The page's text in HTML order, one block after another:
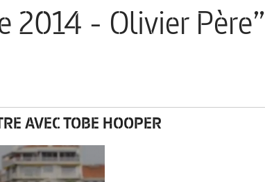
2014 - Olivier Père”
AVEC TOBE HOOPER